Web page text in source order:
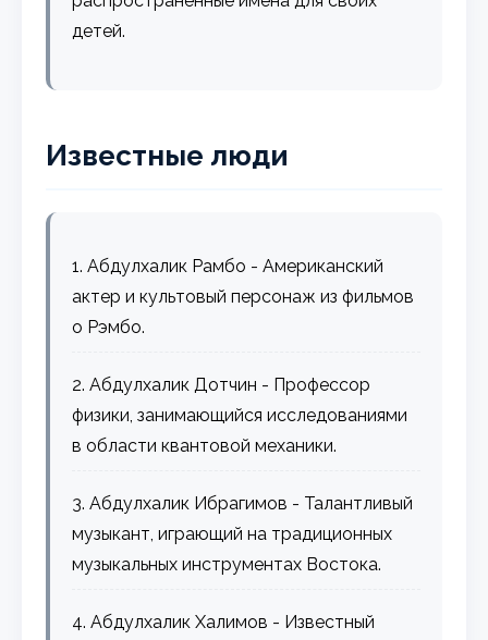
детей.
Известные люди
1. Абдулхалик Рамбо - Американский
актер и культовый персонаж из фильмов
о Рэмбо.
2. Абдулхалик Дотчин - Профессор
физики, занимающийся исследованиями
в области квантовой механики.
3. Абдулхалик Ибрагимов - Талантливый
музыкант, играющий на традиционных
музыкальных инструментах Востока.
4. Абдулхалик Халимов - Известный